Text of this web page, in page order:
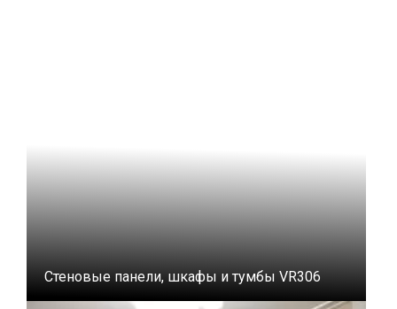
Стеновые панели, шкафы и тумбы VR306